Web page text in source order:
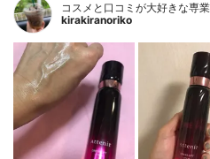
コスメと口コミが大好きな専
kirakiranoriko